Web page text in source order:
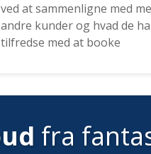
ved at sammenligne med
andre kunder og hvad de
tilfredse med at booke
fra